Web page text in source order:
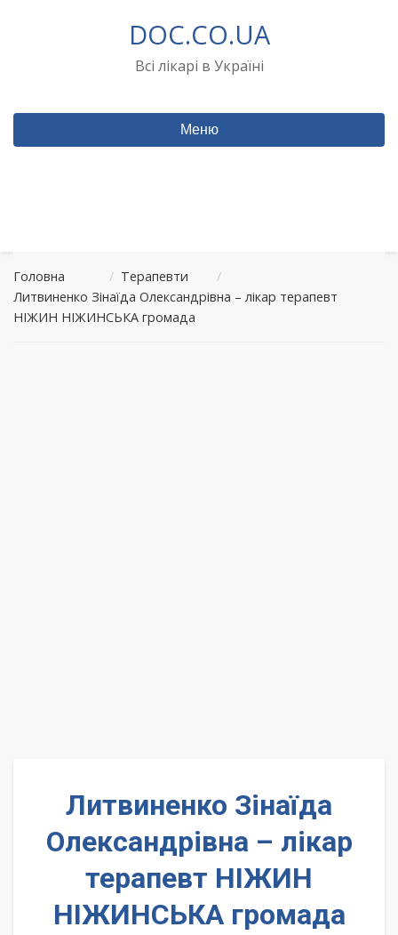
DOC.CO.UA
Всі лікарі в Україні
Меню
Головна / Терапевти
/
Литвиненко Зінаїда Олександрівна – лікар терапевт
НІЖИН НІЖИНСЬКА громада
Литвиненко Зінаїда
Олександрівна – лікар
терапевт НІЖИН
НІЖИНСЬКА громада